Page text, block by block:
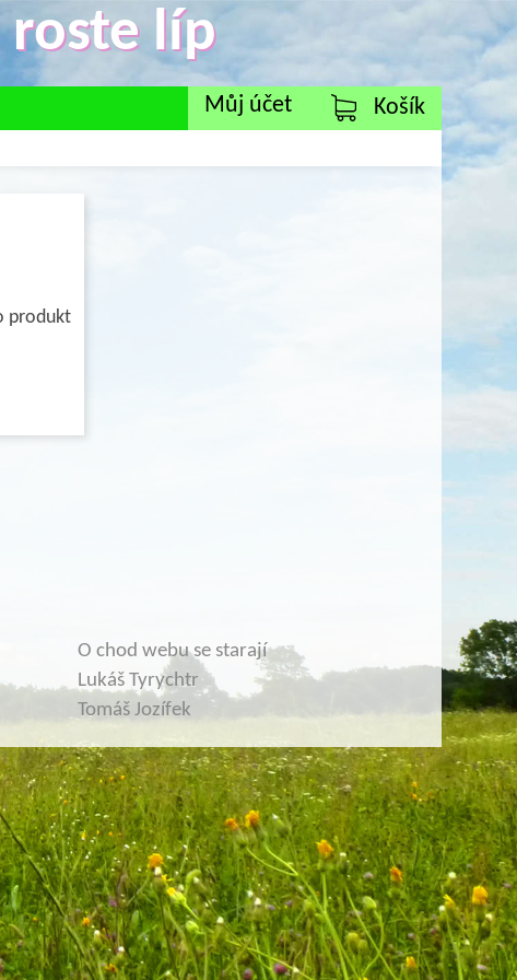
roste líp
Můj účet Košík
produkt
O chod webu se starají
Lukáš Tyrychtr
Tomáš Jozífek